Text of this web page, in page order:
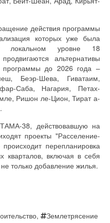
действия программы
которых уже была
уровне 18
альтернативы
до 2026 года –
Беэр-Шева, Гиватаим,
Саба, Нагария, Петах-
Ришон ле-Цион, Тират а-
38, действовавшую на
проекты "Расселение-
перепланировка
кварталов, включая в себя
только добавление жилья.
, Землетрясение